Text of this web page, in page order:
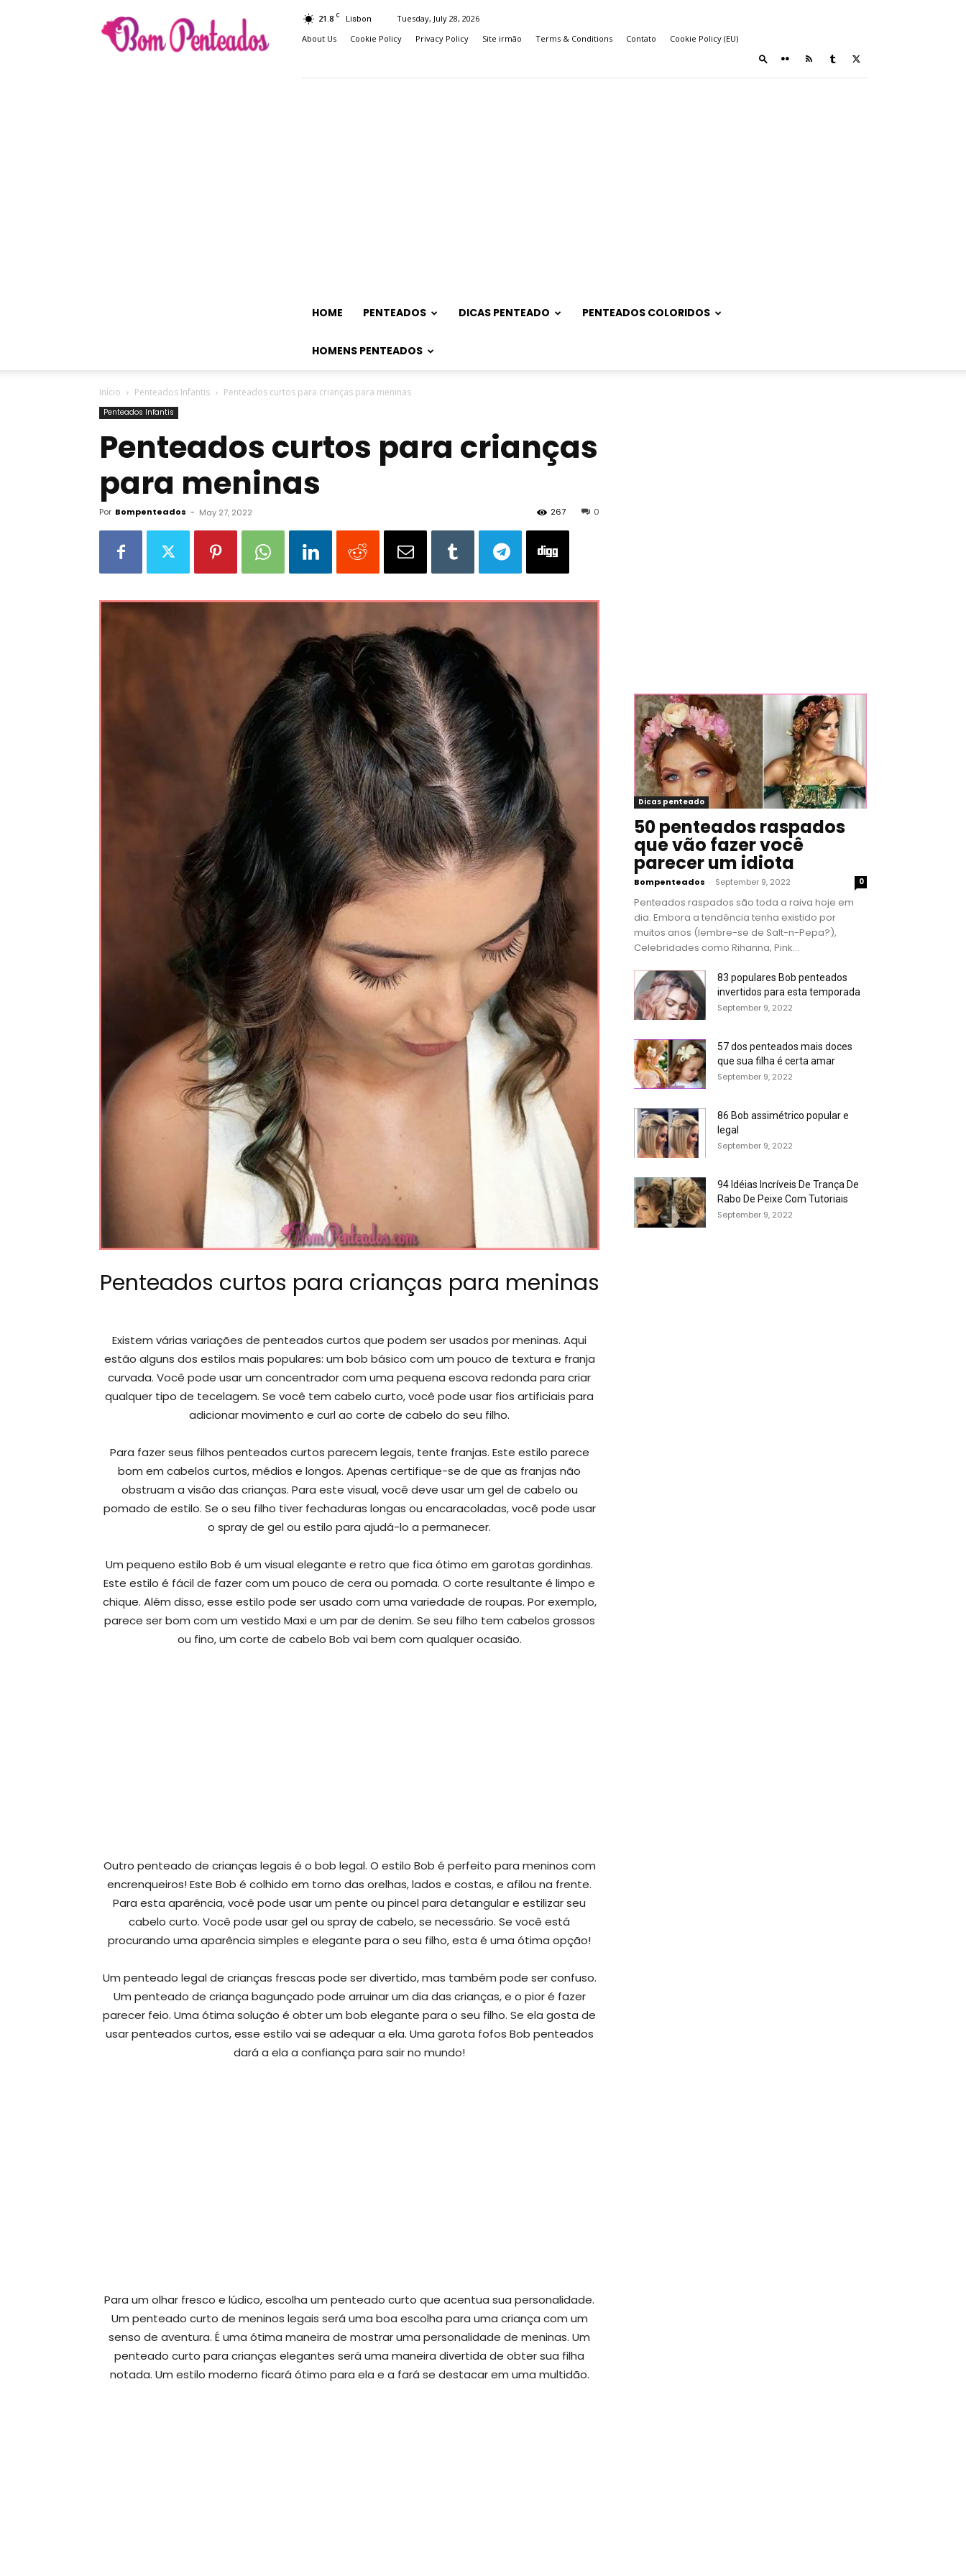
Penteados
21.8 C Lisbon
Tuesday, July 28, 2026
About Us
Cookie Policy Privacy Policy Site irmão Terms & Conditions Contato Cookie Policy (EU)
HOME PENTEADOS DICAS PENTEADO PENTEADOS COLORIDOS
HOMENS PENTEADOS
Início Penteados Infantis Penteados curtos para crianças para meninas
Penteados Infantis
Penteados curtos para crianças
para meninas
Por Bompenteados - May 27, 2022 0
267
Penteados curtos para crianças para meninas
Existem várias variações de penteados curtos que podem ser usados por meninas. Aqui
estão alguns dos estilos mais populares: um bob básico com um pouco de textura e franja
curvada. Você pode usar um concentrador com uma pequena escova redonda para criar
qualquer tipo de tecelagem. Se você tem cabelo curto, você pode usar fios artificiais para
adicionar movimento e curl ao corte de cabelo do seu filho.
Para fazer seus filhos penteados curtos parecem legais, tente franjas. Este estilo parece
bom em cabelos curtos, médios e longos. Apenas certifique-se de que as franjas não
obstruam a visão das crianças. Para este visual, você deve usar um gel de cabelo ou
pomado de estilo. Se o seu filho tiver fechaduras longas ou encaracoladas, você pode usar
o spray de gel ou estilo para ajudá-lo a permanecer.
Um pequeno estilo Bob é um visual elegante e retro que fica ótimo em garotas gordinhas.
Este estilo é fácil de fazer com um pouco de cera ou pomada. O corte resultante é limpo e
chique. Além disso, esse estilo pode ser usado com uma variedade de roupas. Por exemplo,
parece ser bom com um vestido Maxi e um par de denim. Se seu filho tem cabelos grossos
ou fino, um corte de cabelo Bob vai bem com qualquer ocasião.
Outro penteado de crianças legais é o bob legal. O estilo Bob é perfeito para meninos com
encrenqueiros! Este Bob é colhido em torno das orelhas, lados e costas, e afilou na frente.
Para esta aparência, você pode usar um pente ou pincel para detangular e estilizar seu
cabelo curto. Você pode usar gel ou spray de cabelo, se necessário. Se você está
procurando uma aparência simples e elegante para o seu filho, esta é uma ótima opção!
Um penteado legal de crianças frescas pode ser divertido, mas também pode ser confuso.
Um penteado de criança bagunçado pode arruinar um dia das crianças, e o pior é fazer
parecer feio. Uma ótima solução é obter um bob elegante para o seu filho. Se ela gosta de
usar penteados curtos, esse estilo vai se adequar a ela. Uma garota fofos Bob penteados
dará a ela a confiança para sair no mundo!
Para um olhar fresco e lúdico, escolha um penteado curto que acentua sua personalidade.
Um penteado curto de meninos legais será uma boa escolha para uma criança com um
senso de aventura. É uma ótima maneira de mostrar uma personalidade de meninas. Um
penteado curto para crianças elegantes será uma maneira divertida de obter sua filha
notada. Um estilo moderno ficará ótimo para ela e a fará se destacar em uma multidão.
Dicas penteado
50 penteados raspados
que vão fazer você
parecer um idiota
Bompenteados - September 9, 2022 0
Penteados raspados são toda a raiva hoje em
dia. Embora a tendência tenha existido por
muitos anos (lembre-se de Salt-n-Pepa?),
Celebridades como Rihanna, Pink...
83 populares Bob penteados
invertidos para esta temporada
September 9, 2022
57 dos penteados mais doces
que sua filha é certa amar
September 9, 2022
86 Bob assimétrico popular e
legal
September 9, 2022
94 Idéias Incríveis De Trança De
Rabo De Peixe Com Tutoriais
September 9, 2022